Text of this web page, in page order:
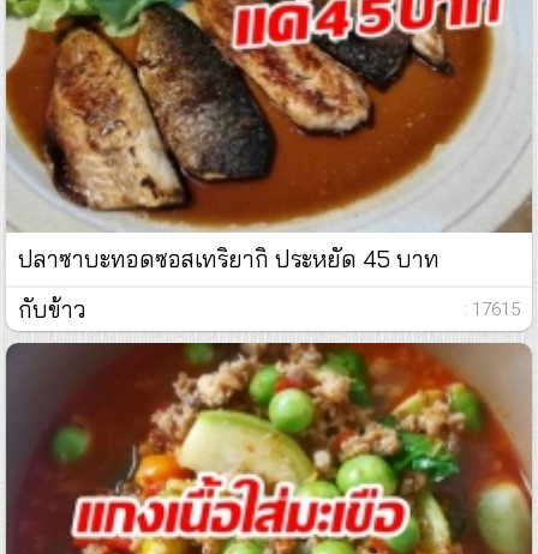
ปลาซาบะทอดซอสเทริยากิ ประหยัด 45 บาท
กับข้าว
: 17615